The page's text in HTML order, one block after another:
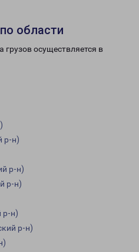
области
грузов осуществляется в
р-н)
р-н)
р-н)
р-н)
р-н)